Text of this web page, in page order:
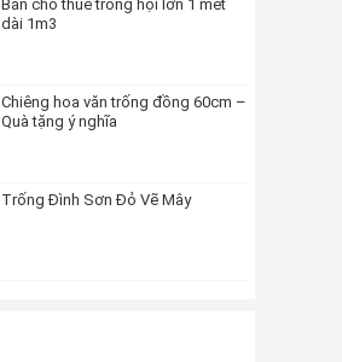
Bán cho thuê trống hội lớn 1 mét
dài 1m3
Chiêng hoa văn trống đồng 60cm –
Quà tặng ý nghĩa
Trống Đình Sơn Đỏ Vẽ Mây